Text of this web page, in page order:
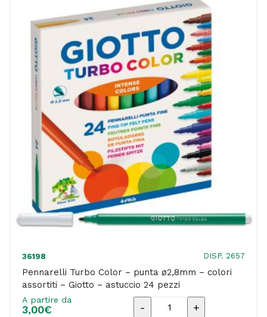
36198 DISP. 2657
Pennarelli Turbo Color – punta ø2,8mm – colori
assortiti – Giotto – astuccio 24 pezzi
A partire da
3,00€
Pennarelli